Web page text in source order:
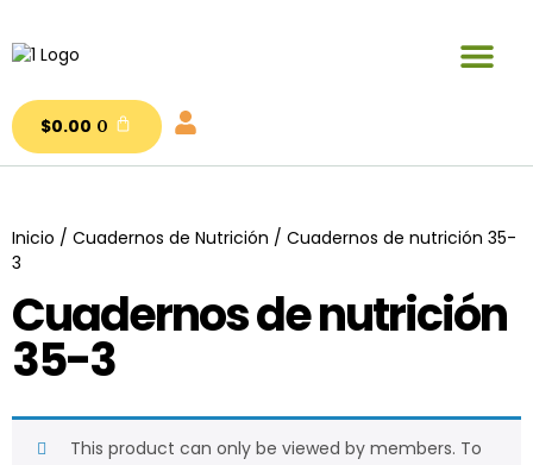
$0.00 0
Inicio / Cuadernos de Nutrición / Cuadernos de nutrición 35-
3
Cuadernos de nutrición
35-3
This product can only be viewed by members. To